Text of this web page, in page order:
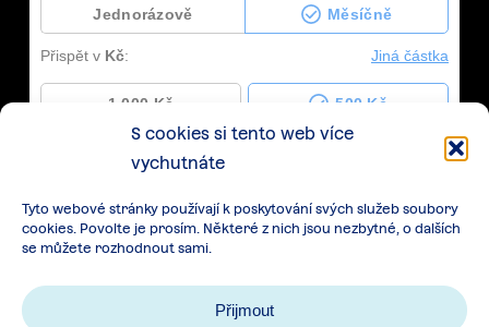
S cookies si tento web více
vychutnáte
Tyto webové stránky používají k poskytování svých služeb soubory
cookies. Povolte je prosím. Některé z nich jsou nezbytné, o dalších
se můžete rozhodnout sami.
Přijmout